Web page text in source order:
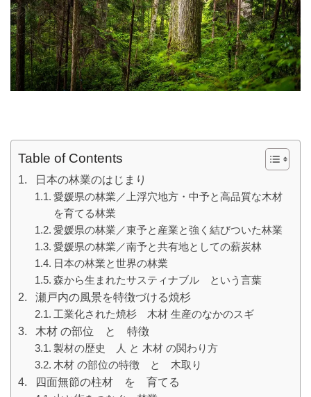
Table of Contents
日本の林業のはじまり
愛媛県の林業／上浮穴地方・中予と高品質な木材
を育てる林業
愛媛県の林業／東予と産業と強く結びついた林業
愛媛県の林業／南予と共有地としての薪炭林
日本の林業と世界の林業
森から生まれたサスティナブル という言葉
瀬戸内の風景を特徴づける焼杉
工業化された焼杉 木材 生産のなかのスギ
木材 の部位 と 特徴
製材の歴史 人 と 木材 の関わり方
木材 の部位の特徴 と 木取り
四面無節の柱材 を 育てる